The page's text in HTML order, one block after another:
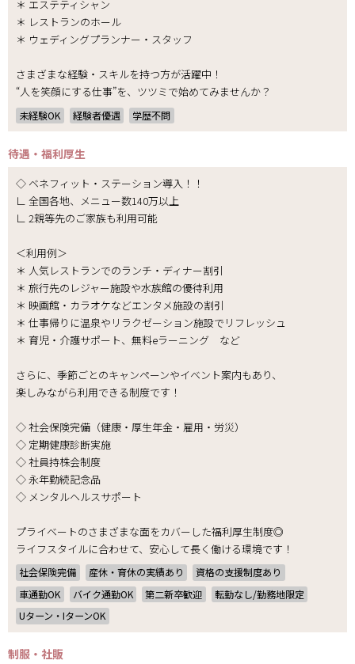
＊ エステティシャン
＊ レストランのホール
＊ ウェディングプランナー・スタッフ
さまざまな経験・スキルを持つ方が活躍中！
“人を笑顔にする仕事”を、ツツミで始めてみませんか？
未経験OK 経験者優遇 学歴不問
待遇・福利厚生
◇ ベネフィット・ステーション導入！！
∟ 全国各地、メニュー数140万以上
∟ 2親等先のご家族も利用可能
＜利用例＞
＊ 人気レストランでのランチ・ディナー割引
＊ 旅行先のレジャー施設や水族館の優待利用
＊ 映画館・カラオケなどエンタメ施設の割引
＊ 仕事帰りに温泉やリラクゼーション施設でリフレッシュ
＊ 育児・介護サポート、無料eラーニング など
さらに、季節ごとのキャンペーンやイベント案内もあり、
楽しみながら利用できる制度です！
◇ 社会保険完備（健康・厚生年金・雇用・労災）
◇ 定期健康診断実施
◇ 社員持株会制度
◇ 永年勤続記念品
◇ メンタルヘルスサポート
プライベートのさまざまな面をカバーした福利厚生制度◎
ライフスタイルに合わせて、安心して長く働ける環境です！
社会保険完備 産休・育休の実績あり
資格の支援制度あり
車通勤OK
バイク通勤OK 第二新卒歓迎
転勤なし/勤務地限定
Uターン・IターンOK
制服・社販